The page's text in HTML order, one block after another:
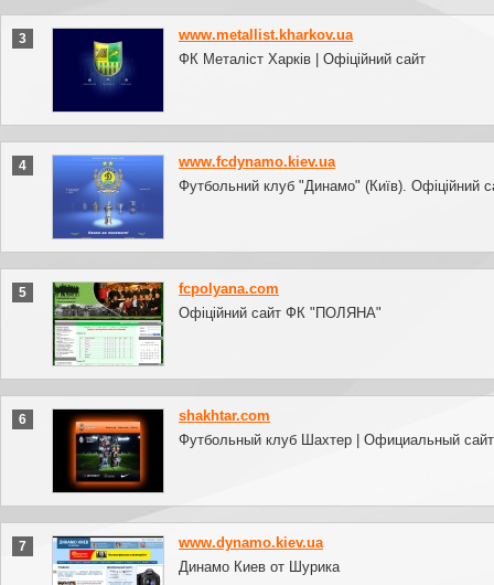
3
www.metallist.kharkov.ua
ФК Металіст Харків | Офіційний сайт
4
www.fcdynamo.kiev.ua
Футбольний клуб "Динамо" (Київ). Офіційний
5
fcpolyana.com
Офіційний сайт ФК "ПОЛЯНА"
6
shakhtar.com
Футбольный клуб Шахтер | Официальный сайт
7
www.dynamo.kiev.ua
Динамо Киев от Шурика